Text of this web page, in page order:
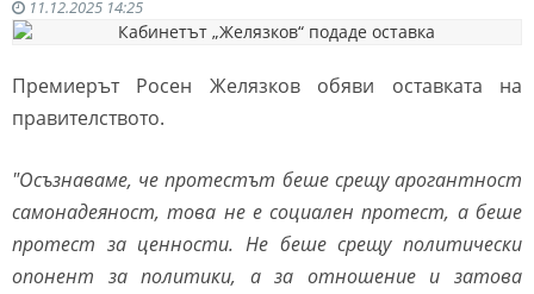
11.12.2025 14:25
Премиерът Росен Желязков обяви оставката на
правителството.
"Осъзнаваме, че протестът беше срещу арогантност
самонадеяност, това не е социален протест, а беше
протест за ценности. Не беше срещу политически
опонент за политики, а за отношение и затова